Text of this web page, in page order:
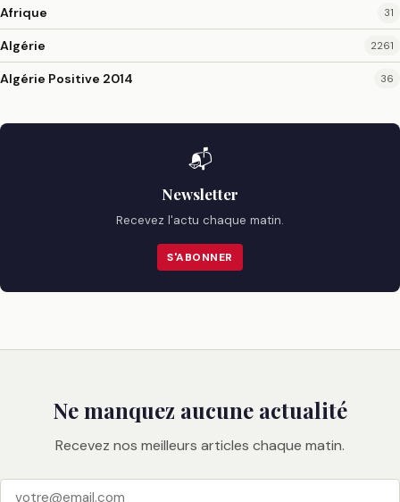
Afrique 31
Algérie 2261
Algérie Positive 2014 36
📬
Newsletter
Recevez l'actu chaque matin.
S'ABONNER
Ne manquez aucune actualité
Recevez nos meilleurs articles chaque matin.